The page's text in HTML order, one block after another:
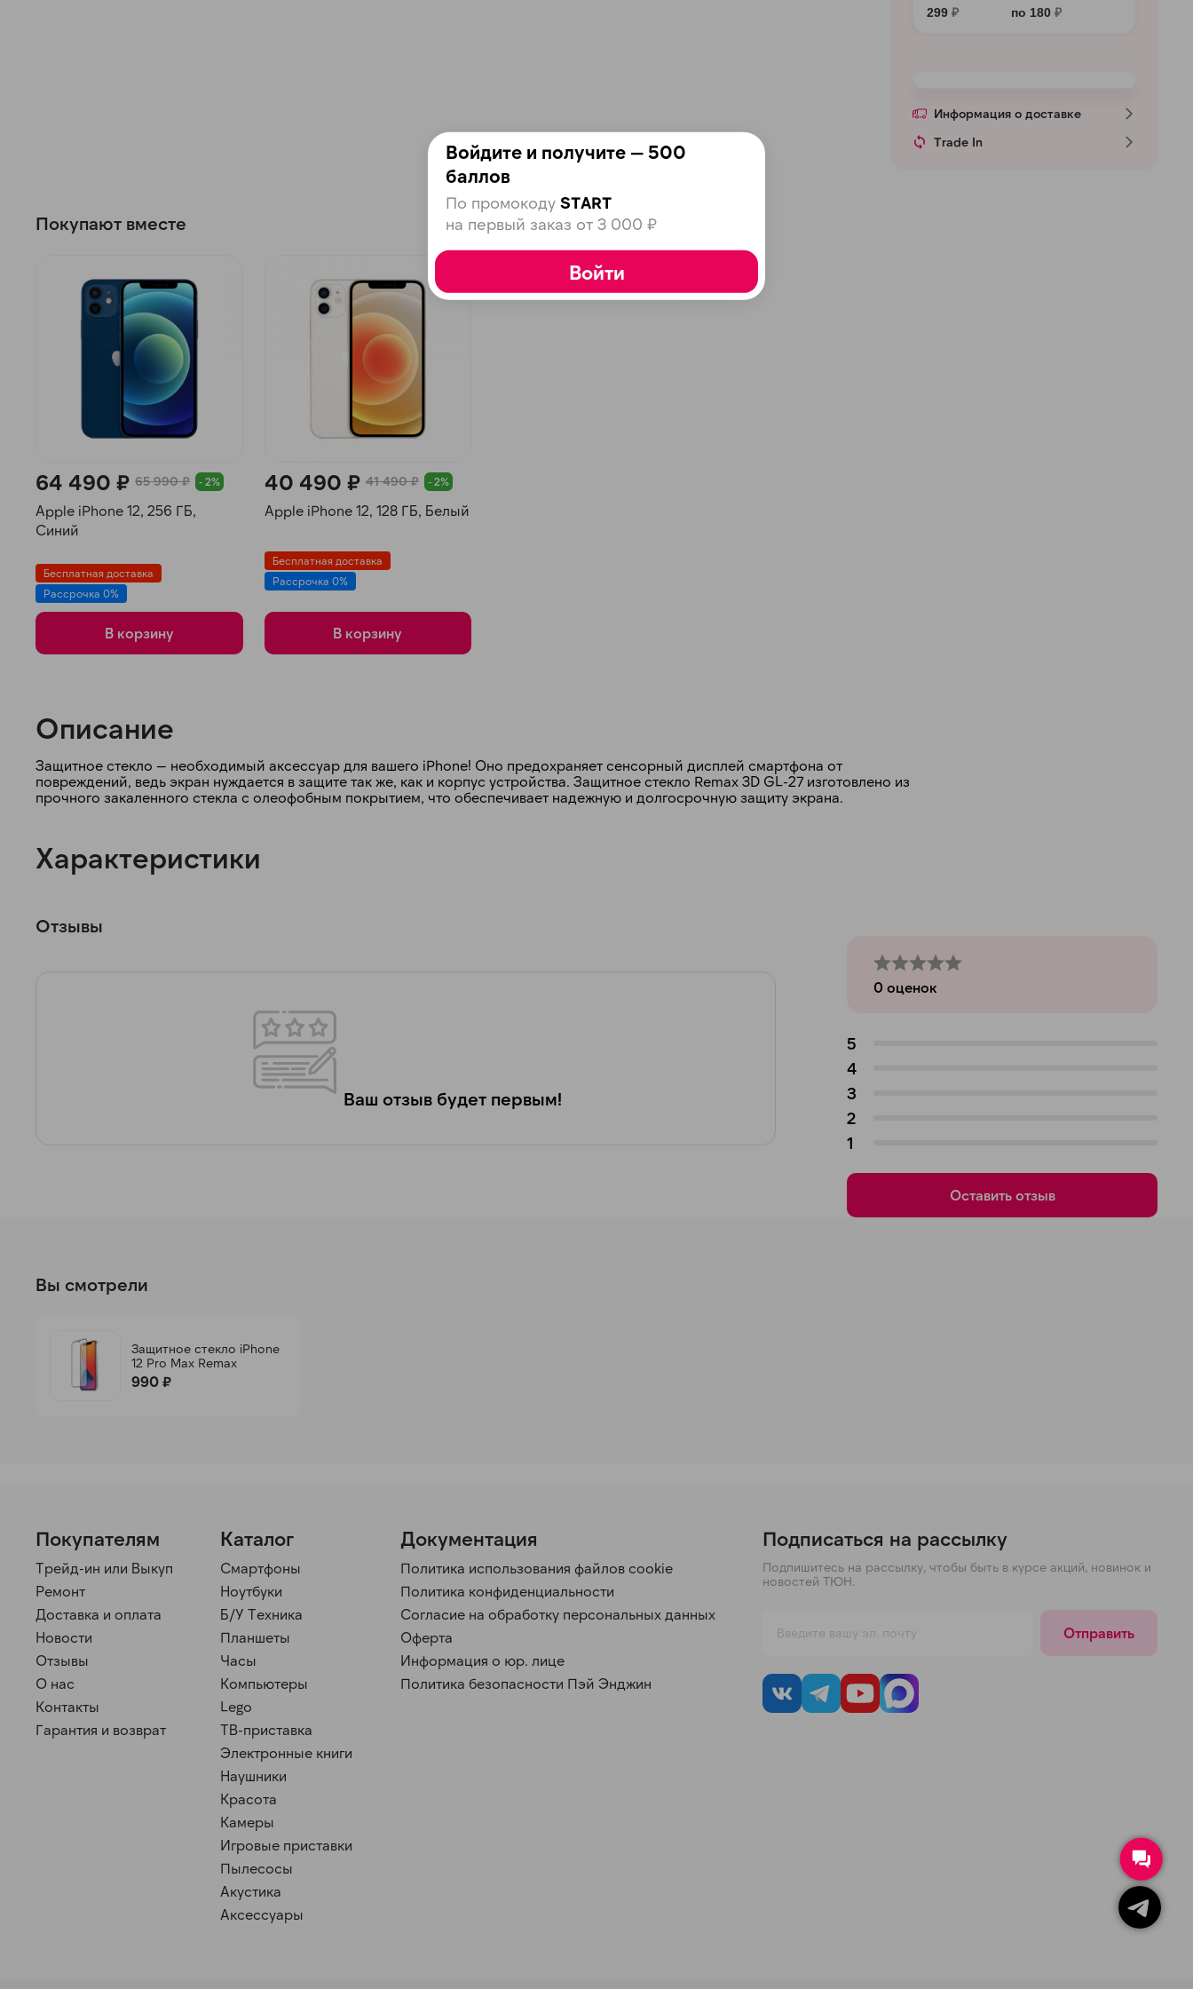
299 ₽ по 180 ₽
Информация о доставке
Trade In
Покупают вместе
64 490 ₽ 65 990 ₽ - 2%
Apple iPhone 12, 256 ГБ,
Синий
Бесплатная доставка
Рассрочка 0%
В корзину
40 490 ₽ 41 490 ₽ - 2%
Apple iPhone 12, 128 ГБ, Белый
Бесплатная доставка
Рассрочка 0%
В корзину
Описание
Защитное стекло — необходимый аксессуар для вашего iPhone! Оно предохраняет сенсорный дисплей смартфона от
повреждений, ведь экран нуждается в защите так же, как и корпус устройства. Защитное стекло Remax 3D GL-27 изготовлено из
прочного закаленного стекла с олеофобным покрытием, что обеспечивает надежную и долгосрочную защиту экрана.
Характеристики
Отзывы
Ваш отзыв будет первым!
0 оценок
5
4
3
2
1
Оставить отзыв
Вы смотрели
Защитное стекло iPhone
12 Pro Max Remax
990 ₽
Подробнее об оплате Плайтом
раз в 2
недели
Остались вопросы?
Покупателям
Трейд-ин или Выкуп
Ремонт
Доставка и оплата
Новости
Отзывы
О нас
Контакты
Гарантия и возврат
Каталог
Смартфоны
Ноутбуки
Б/У Техника
Планшеты
Часы
Компьютеры
Lego
ТВ-приставка
Электронные книги
Наушники
Красота
Камеры
Игровые приставки
Пылесосы
Акустика
Аксессуары
Документация
Политика использования файлов cookie
Политика конфиденциальности
Согласие на обработку персональных данных
Оферта
Информация о юр. лице
Политика безопасности Пэй Энджин
Подписаться на рассылку
Подпишитесь на рассылку, чтобы быть в курсе акций, новинок и
новостей ТЮН.
Отправить
Войдите и получите — 500
баллов
По промокоду START
на первый заказ от 3 000 ₽
Войти